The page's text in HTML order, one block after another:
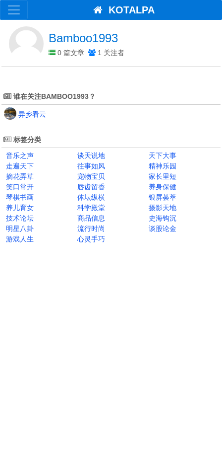
KOTALPA
Bamboo1993
0 篇文章 1 关注者
谁在关注BAMBOO1993？
异乡看云
标签分类
音乐之声
谈天说地
天下大事
走遍天下
往事如风
精神乐园
摘花弄草
宠物宝贝
家长里短
笑口常开
唇齿留香
养身保健
琴棋书画
体坛纵横
银屏荟萃
养儿育女
科学殿堂
摄影天地
技术论坛
商品信息
史海钩沉
明星八卦
流行时尚
谈股论金
游戏人生
心灵手巧